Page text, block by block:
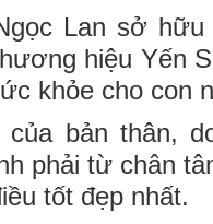
Lan sở
hiệu Yến
khỏe cho con
bản thân,
phải từ chân
tốt đẹp nhất.